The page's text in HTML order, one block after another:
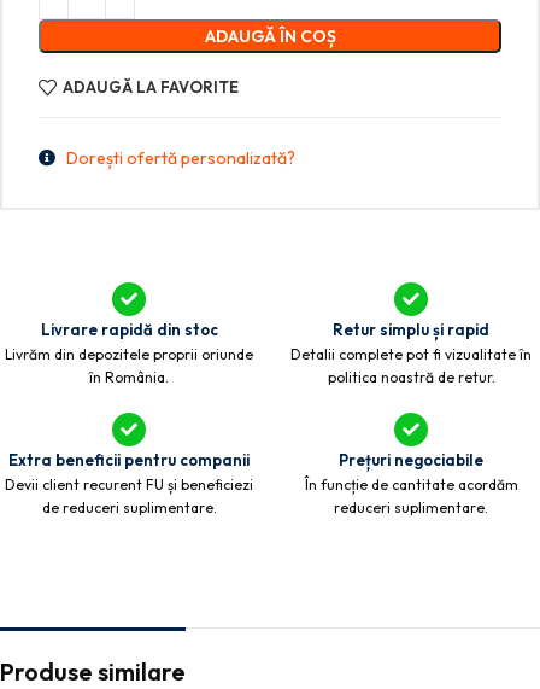
ADAUGĂ ÎN COȘ
ADAUGĂ LA FAVORITE
Dorești ofertă personalizată?
Livrare rapidă din stoc
Livrăm din depozitele proprii oriunde
în România.
Retur simplu și rapid
Detalii complete pot fi vizualitate în
politica noastră de retur.
Extra beneficii pentru companii
Devii client recurent FU și beneficiezi
de reduceri suplimentare.
Prețuri negociabile
În funcție de cantitate acordăm
reduceri suplimentare.
Produse similare